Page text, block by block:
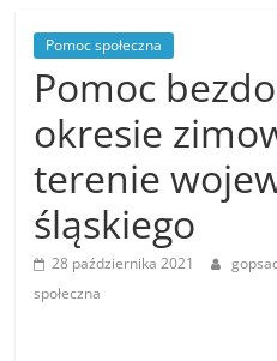
Pomoc społeczna
Pomoc
okresie
terenie
śląskiego
28 października 2021
społeczna